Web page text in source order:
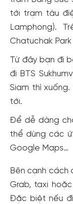
tới trạm tàu
Lamphong).
Chatuchak
Từ đây bạn đi
đi BTS
Siam thì
tới.
Để dễ dàng
thể dùng các
Google Maps…
Bên cạnh cách
Grab, taxi
Đặc biệt nếu